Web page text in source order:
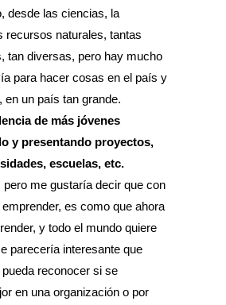
desde las ciencias, la
recursos naturales, tantas
tan diversas, pero hay mucho
para hacer cosas en el país y
en un país tan grande.
de más jóvenes
y presentando proyectos,
escuelas, etc.
pero me gustaría decir que con
es como que ahora
y todo el mundo quiere
parecería interesante que
reconocer si se
en una organización o por